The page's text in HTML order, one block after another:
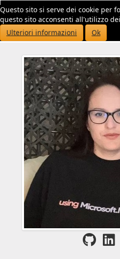
Questo sito si serve dei cookie per
questo sito acconsenti all'utilizzo
Ulteriori informazioni
Ok